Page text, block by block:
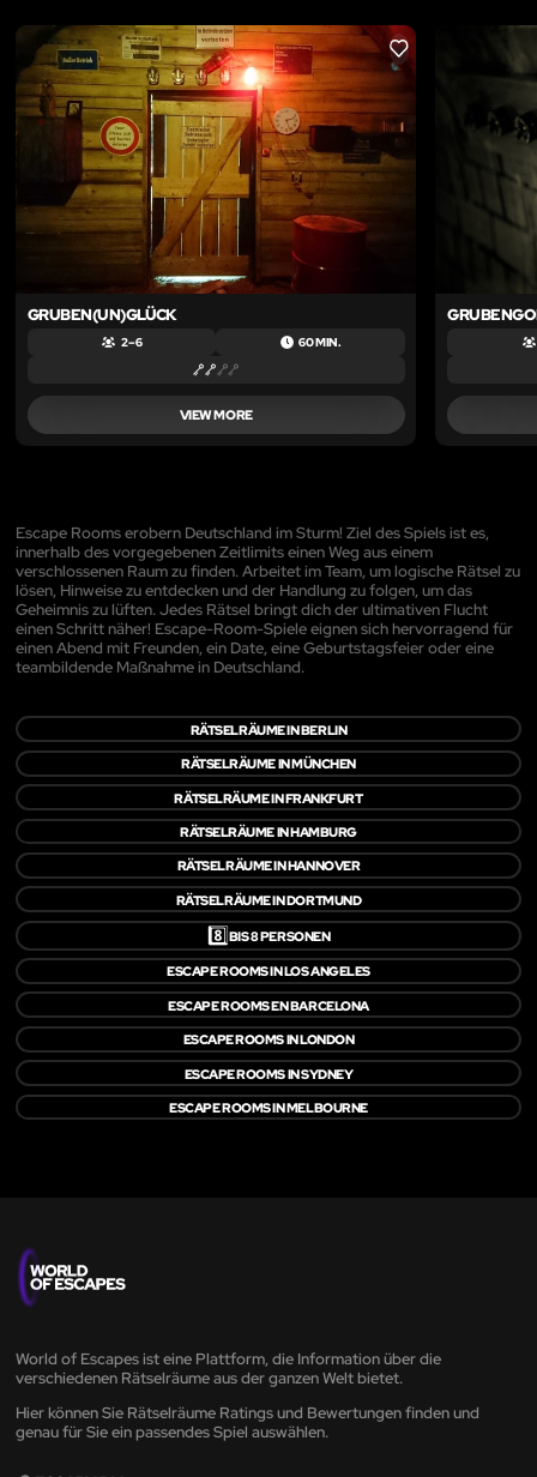
LIKE
GRUBEN(UN)GLÜCK
2 – 6 60 MIN.
VIEW MORE
Escape Rooms erobern Deutschland im Sturm! Ziel des Spiels ist es,
innerhalb des vorgegebenen Zeitlimits einen Weg aus einem
verschlossenen Raum zu finden. Arbeitet im Team, um logische Rätsel zu
lösen, Hinweise zu entdecken und der Handlung zu folgen, um das
Geheimnis zu lüften. Jedes Rätsel bringt dich der ultimativen Flucht
einen Schritt näher! Escape-Room-Spiele eignen sich hervorragend für
einen Abend mit Freunden, ein Date, eine Geburtstagsfeier oder eine
teambildende Maßnahme in Deutschland.
RÄTSELRÄUME IN BERLIN
RÄTSELRÄUME IN MÜNCHEN
RÄTSELRÄUME IN FRANKFURT
RÄTSELRÄUME IN HAMBURG
RÄTSELRÄUME IN HANNOVER
RÄTSELRÄUME IN DORTMUND
8️⃣BIS 8 PERSONEN
ESCAPE ROOMS IN LOS ANGELES
ESCAPE ROOMS EN BARCELONA
ESCAPE ROOMS IN LONDON
ESCAPE ROOMS IN SYDNEY
ESCAPE ROOMS IN MELBOURNE
World of Escapes ist eine Plattform, die Information über die
verschiedenen Rätselräume aus der ganzen Welt bietet.
Hier können Sie Rätselräume Ratings und Bewertungen finden und
genau für Sie ein passendes Spiel auswählen.